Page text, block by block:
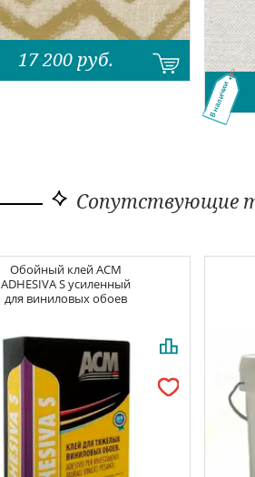
17 200 руб.
В наличии
Сопутствующие
Обойный клейACM
ADHESIVA S усиленный
для виниловых обоев